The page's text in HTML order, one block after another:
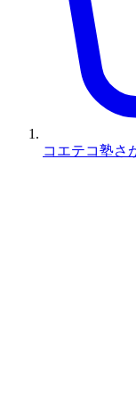
コエテコ塾さ